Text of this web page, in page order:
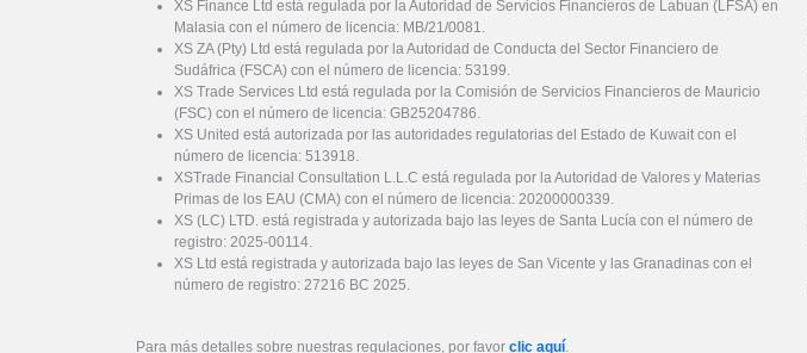
XS Finance Ltd está regulada por la Autoridad de Servicios Financieros de Labuan (LFSA) en
Malasia con el número de licencia: MB/21/0081.
XS ZA (Pty) Ltd está regulada por la Autoridad de Conducta del Sector Financiero de
Sudáfrica (FSCA) con el número de licencia: 53199.
XS Trade Services Ltd está regulada por la Comisión de Servicios Financieros de Mauricio
(FSC) con el número de licencia: GB25204786.
XS United está autorizada por las autoridades regulatorias del Estado de Kuwait con el
número de licencia: 513918.
XSTrade Financial Consultation L.L.C está regulada por la Autoridad de Valores y Materias
Primas de los EAU (CMA) con el número de licencia: 20200000339.
XS (LC) LTD. está registrada y autorizada bajo las leyes de Santa Lucía con el número de
registro: 2025-00114.
XS Ltd está registrada y autorizada bajo las leyes de San Vicente y las Granadinas con el
número de registro: 27216 BC 2025.
Para más detalles sobre nuestras regulaciones, por favor clic aquí.